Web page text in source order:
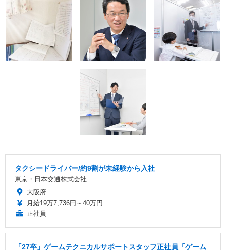
タクシードライバー/約9割が未経験から入社
東京・日本交通株式会社
大阪府
月給19万7,736円～40万円
正社員
「27卒」ゲームテクニカルサポートスタッフ正社員「ゲーム